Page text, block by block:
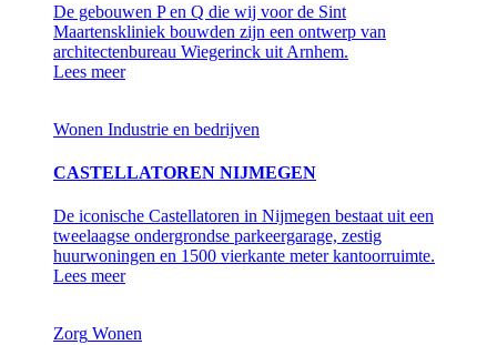
De gebouwen P en Q die wij voor de Sint
Maartenskliniek bouwden zijn een ontwerp van
architectenbureau Wiegerinck uit Arnhem.
Lees meer
Wonen Industrie en bedrijven
CASTELLATOREN NIJMEGEN
De iconische Castellatoren in Nijmegen bestaat uit een
tweelaagse ondergrondse parkeergarage, zestig
huurwoningen en 1500 vierkante meter kantoorruimte.
Lees meer
Zorg Wonen